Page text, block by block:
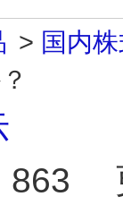
> 国内
863